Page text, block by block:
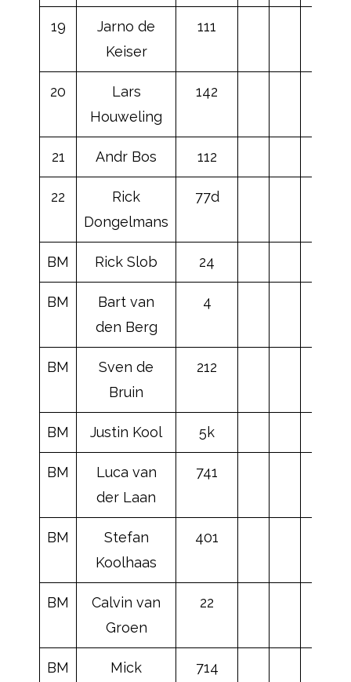
19
Jarno de
Keiser
111
20
Lars
Houweling
142
21 Andr Bos 112
22
Rick
Dongelmans
77d
BM Rick Slob 24
BM
Bart van
den Berg
4
BM
Sven de
Bruin
212
BM Justin Kool 5k
BM
Luca van
der Laan
741
BM
Stefan
Koolhaas
401
BM
Calvin van
Groen
22
BM
Mick
714